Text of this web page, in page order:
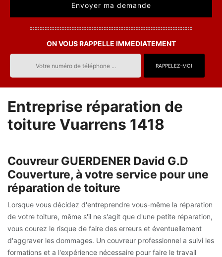
ON VOUS RAPPELLE IMMEDIATEMENT
Entreprise réparation de
toiture Vuarrens 1418
Couvreur GUERDENER David G.D
Couverture, à votre service pour une
réparation de toiture
Lorsque vous décidez d'entreprendre vous-même la réparation
de votre toiture, même s'il ne s'agit que d'une petite réparation,
vous courez le risque de faire des erreurs et éventuellement
d'aggraver les dommages. Un couvreur professionnel a suivi les
formations et a l'expérience nécessaire pour faire le travail